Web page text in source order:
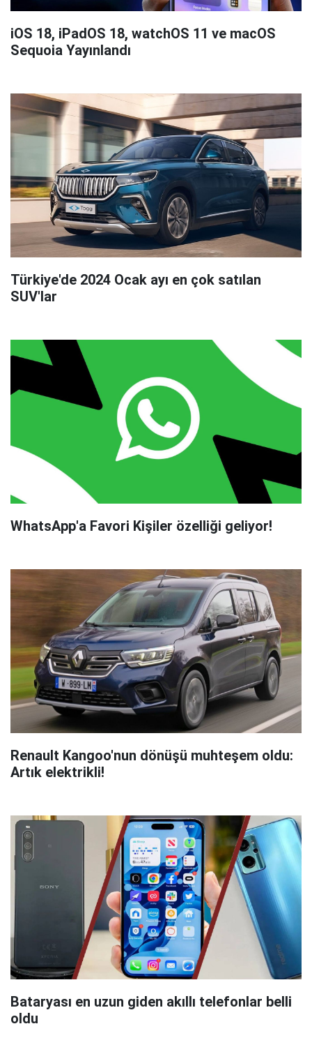
iOS 18, iPadOS 18, watchOS 11 ve macOS
Sequoia Yayınlandı
Türkiye'de 2024 Ocak ayı en çok satılan
SUV'lar
WhatsApp'a Favori Kişiler özelliği geliyor!
Renault Kangoo'nun dönüşü muhteşem oldu:
Artık elektrikli!
Bataryası en uzun giden akıllı telefonlar belli
oldu